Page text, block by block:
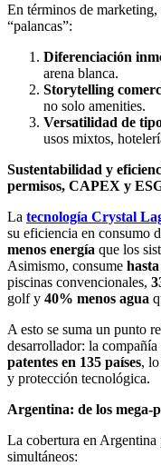
En términos de marketing,
“palancas”:
Diferenciación
arena blanca.
Storytelling
no solo amenities.
Versatilidad de
usos mixtos,
Sustentabilidad y
permisos, CAPEX y
La tecnología Crystal
su eficiencia en consumo
menos energía que los
Asimismo, consume
piscinas convencionales,
golf y 40% menos agua
A esto se suma un punto
desarrollador: la
patentes en 135 países,
y protección tecnológica.
Argentina: de los mega-
La cobertura en
simultáneos: